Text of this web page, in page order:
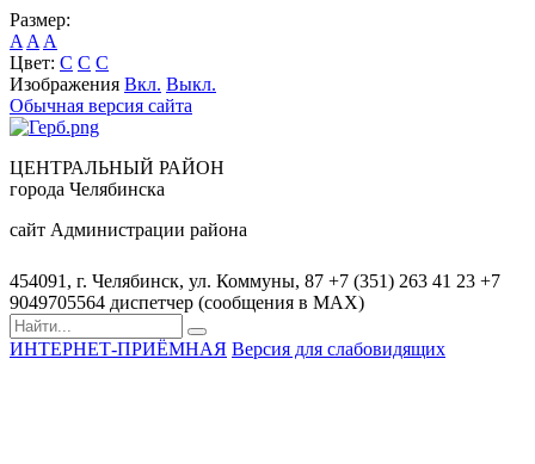
Размер:
A A A
Цвет: C C C
Изображения Вкл. Выкл.
Обычная версия сайта
ЦЕНТРАЛЬНЫЙ РАЙОН
города Челябинска
сайт Администрации района
454091, г. Челябинск, ул. Коммуны, 87 +7 (351) 263 41 23 +7
9049705564 диспетчер (сообщения в MAX)
ИНТЕРНЕТ-ПРИЁМНАЯ Версия для слабовидящих